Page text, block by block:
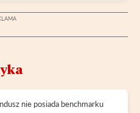
nie posiada benchmarku